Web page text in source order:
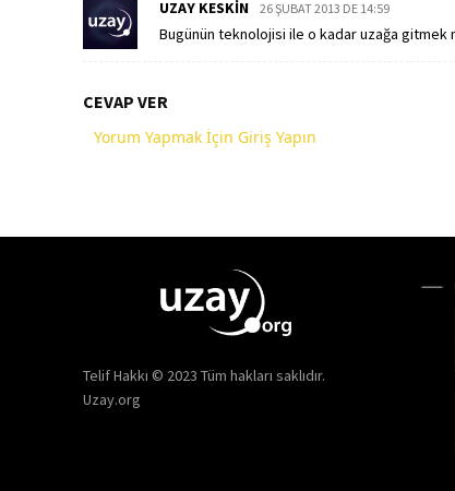
UZAY KESKIN 26 ŞUBAT 2013 DE 14:59
Bugünün teknolojisi ile o kadar uzağa gitmek
CEVAP VER
Yorum Yapmak İçin Giriş Yapın
Telif Hakkı © 2023 Tüm hakları saklıdır.
Uzay.org